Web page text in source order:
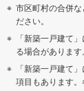
市区町村の合併
ださい。
「新築一戸建て
る場合があります。
「新築一戸建て
項目もあります。